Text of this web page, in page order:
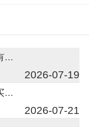
如何挑选好的墓地？选择墓地有什么讲究？
2026-07-19
购墓需准备哪些证件？墓地购买需有哪些材料？
2026-07-21